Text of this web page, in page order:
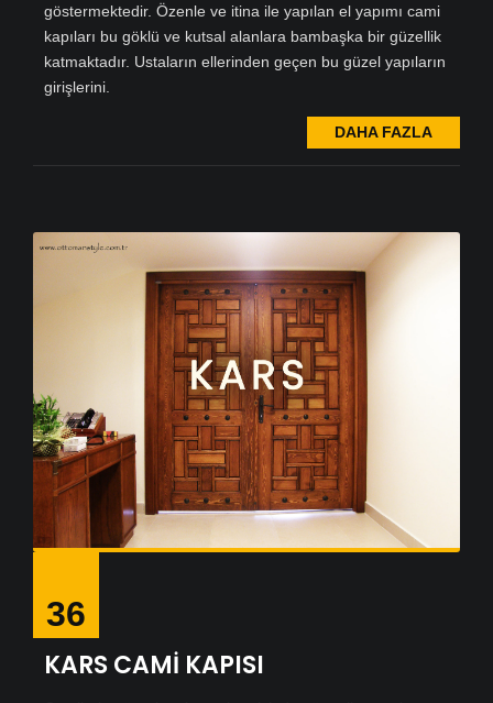
göstermektedir. Özenle ve itina ile yapılan el yapımı cami
kapıları bu göklü ve kutsal alanlara bambaşka bir güzellik
katmaktadır. Ustaların ellerinden geçen bu güzel yapıların
girişlerini.
DAHA FAZLA
36
KARS CAMİ KAPISI